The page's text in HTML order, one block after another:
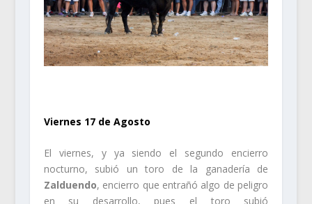
Viernes 17 de Agosto
El viernes, y ya siendo el segundo encierro
nocturno, subió un toro de la ganadería de
Zalduendo, encierro que entrañó algo de peligro
en su desarrollo, pues el toro subió